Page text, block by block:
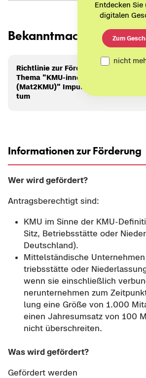
Heute08.
Be­kannt­ma­chung
Richt­li­nie zur För­de­rung von
Thema "KMU-​innovativ:
(Mat2KMU)" Im­pul­se für In­no­va­ti­on
tum
Informationen zur Förderung
Wer wird ge­för­dert?
An­trags­be­rech­tigt sind:
KMU im Sinne der KMU-​
Sitz, Be­triebs­stät­te oder
Deutsch­land).
Mit­tel­stän­di­sche
triebs­stät­te oder
wenn sie ein­schließ­lich
ner­un­ter­neh­men zum
lung eine Größe von 1.000
einen Jah­res­um­satz von 100
nicht über­schrei­ten.
Was wird ge­för­dert?
Ge­för­dert wer­den
Entdecken Sie
digitalen
Zum
nicht